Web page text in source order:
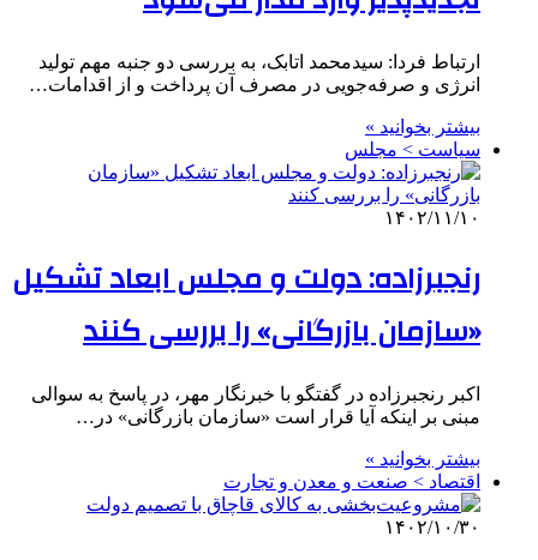
ارتباط فردا: سیدمحمد اتابک، به بررسی دو جنبه مهم تولید
انرژی و صرفه‌جویی در مصرف آن پرداخت و از اقدامات…
بیشتر بخوانید »
سیاست > مجلس
۱۴۰۲/۱۱/۱۰
رنجبرزاده: دولت و مجلس ابعاد تشکیل
«سازمان بازرگانی» را بررسی کنند
اکبر رنجبرزاده در گفتگو با خبرنگار مهر، در پاسخ به سوالی
مبنی بر اینکه آیا قرار است «سازمان بازرگانی» در…
بیشتر بخوانید »
اقتصاد > صنعت و معدن و تجارت
۱۴۰۲/۱۰/۳۰